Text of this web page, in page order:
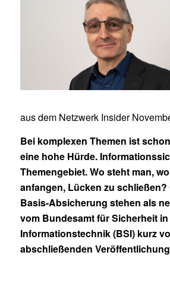
aus dem Netzwerk Insider
Bei komplexen Themen ist
eine hohe Hürde.
Themengebiet. Wo steht man,
anfangen, Lücken zu
Basis-Absicherung stehen als
vom Bundesamt für Sicherheit
Informationstechnik (BSI) kurz
abschließenden